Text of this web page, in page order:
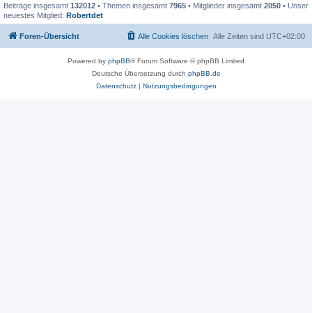
Beiträge insgesamt 132012 • Themen insgesamt 7965 • Mitglieder insgesamt 2050 • Unser
neuestes Mitglied: Robertdet
Foren-Übersicht Alle Zeiten sind UTC+02:00
Alle Cookies löschen
Powered by phpBB® Forum Software © phpBB Limited
Deutsche Übersetzung durch phpBB.de
Datenschutz| Nutzungsbedingungen